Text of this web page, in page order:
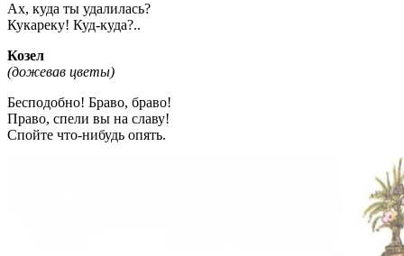
Ах, куда ты удалилась?
Кукареку! Куд-куда?..
Козел
(дожевав цветы)
Бесподобно! Браво, браво!
Право, спели вы на славу!
Спойте что-нибудь опять.